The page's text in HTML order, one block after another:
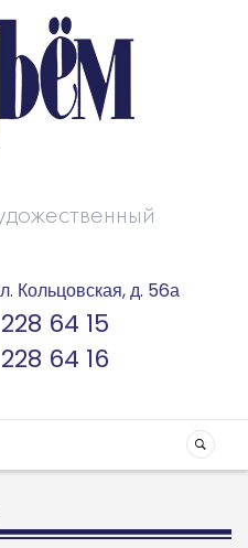
Кольцовская, д. 56а
64 15
64 16